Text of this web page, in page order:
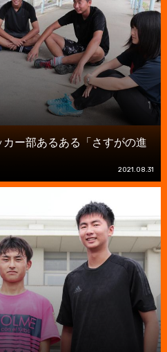
ー部あるある「さすがの進
2021.08.31